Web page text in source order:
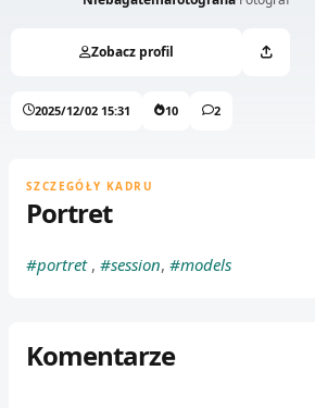
Zobacz profil
2025/12/02 15:31 10 2
SZCZEGÓŁY KADRU
Portret
#portret, #session, #models
Komentarze